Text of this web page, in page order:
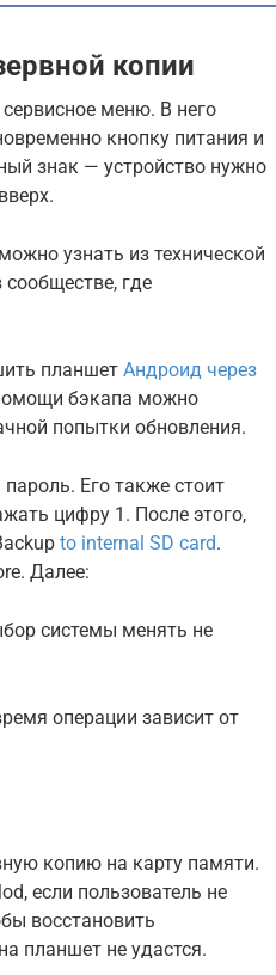
копии
меню. В него
кнопку питания и
знак — устройство нужно
узнать из технической
сообществе, где
планшет Андроид через
бэкапа можно
попытки обновления.
Его также стоит
цифру 1. После этого,
to internal SD card.
Далее:
системы менять не
операции зависит от
копию на карту памяти.
если пользователь не
восстановить
планшет не удастся.